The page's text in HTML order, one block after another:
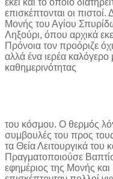
εκεί και το οποίο
επισκέπτονται οι πιστοί.
Μονής του Αγίου
Ληξούρι, όπου αρχικά
Πρόνοια τον προόριζε
αλλά ένα ιερέα
καθημερινότητας
του κόσμου. Ο θερμός
συμβουλές του προς τους
τα Θεία Λειτουργικά του
Πραγματοποιούσε
εφημέριος της Μονής και